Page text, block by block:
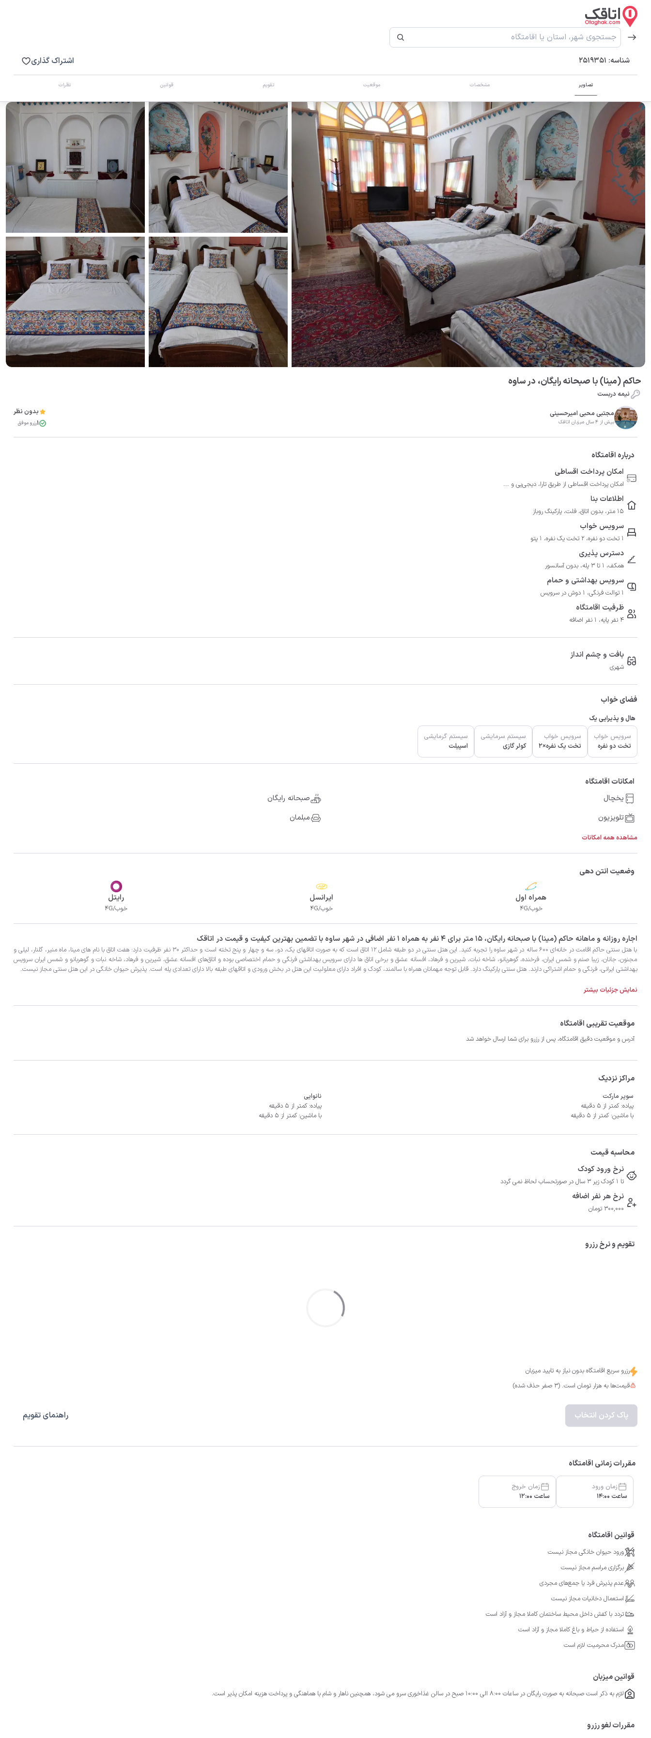
شناسه: 2519351
تصاویر مشخصات موقعیت تقویم قوانین نظرات
اشتراک گذاری
حاکم (مینا) با صبحانه رایگان، در ساوه
نیمه دربست
مجتبی محبی امیرحسینی
بیش از 4 سال میزبان اتاقک
بدون نظر
1رزرو موفق
درباره اقامتگاه
امکان پرداخت اقساطی
امکان پرداخت اقساطی از طریق تارا، دیجی‌پی و ...
اطلاعات بنا
15 متر، بدون اتاق، فلت، پارکینگ روباز
سرویس خواب
1 تخت دو نفره، 2 تخت یک نفره، 1 پتو
دسترس پذیری
همکف، 1 تا 3 پله، بدون آسانسور
سرویس بهداشتی و حمام
1 توالت فرنگی، 1 دوش در سرویس
ظرفیت اقامتگاه
4 نفر پایه، 1 نفر اضافه
بافت و چشم انداز
شهری
فضای خواب
هال و پذیرایی یک
سرویس خواب
تخت دو نفره
سرویس خواب
تخت یک نفره×2
سیستم سرمایشی
کولر گازی
سیستم گرمایشی
اسپیلت
امکانات اقامتگاه
یخچال
صبحانه رایگان
تلویزیون
مبلمان
مشاهده همه امکانات
وضعیت انتن دهی
همراه اول
خوب/4G
ایرانسل
خوب/4G
رایتل
خوب/4G
‫‫اجاره روزانه و ماهانه حاکم (مینا) با صبحانه رایگان، 15 متر برای 4 نفر به همراه 1 نفر اضافی در شهر ساوه با تضمین بهترین کیفیت و قیمت در اتاقک
مجنون، جانان، زیبا صنم و شمس ایران، فرخنده، گوهربانو، شاخه نبات، شیرین و فرهاد، افسانه عشق و برخی اتاق ها دارای سرویس بهداشتی فرنگی و حمام اختصاصی بوده و اتاق‌های افسانه عشق، شیرین و فرهاد، شاخه نبات و گوهربانو و شمس ایران سرویس
نمایش جزئیات بیشتر
موقعیت تقریبی اقامتگاه
آدرس و موقعیت دقیق اقامتگاه، پس از رزرو برای شما ارسال خواهد شد
مراکز نزدیک
سوپر مارکت
پیاده: کمتر از 5 دقیقه
با ماشین: کمتر از 5 دقیقه
نانوایی
پیاده: کمتر از 5 دقیقه
با ماشین: کمتر از 5 دقیقه
محاسبه قیمت
نرخ ورود کودک
تا 1 کودک زیر 3 سال در صورتحساب لحاظ نمی گردد
نرخ هر نفر اضافه
300,000 تومان
تقویم و نرخ رزرو
رزرو سریع اقامتگاه بدون نیاز به تایید میزبان
قیمت‌ها به هزار تومان است. (3 صفر حذف شده)
پاک کردن انتخاب راهنمای تقویم
مقررات زمانی اقامتگاه
زمان ورود
ساعت 14:00
زمان خروج
ساعت 12:00
قوانین اقامتگاه
ورود حیوان خانگی مجاز نیست
برگزاری مراسم مجاز نیست
عدم پذیرش فرد یا جمع‌های مجردی
استعمال دخانیات مجاز نیست
تردد با کفش داخل محیط ساختمان کاملا مجاز و آزاد است
استفاده از حیاط و باغ کاملا مجاز و آزاد است
مدرک محرمیت لازم است
قوانین میزبان
لازم به ذکر است صبحانه به صورت رایگان در ساعات ۸:۰۰ الی ۱۰:۰۰ صبح در سالن غذاخوری سرو می شود، همچنین ناهار و شام با هماهنگی و پرداخت هزینه امکان پذیر است.
مقررات لغو رزرو